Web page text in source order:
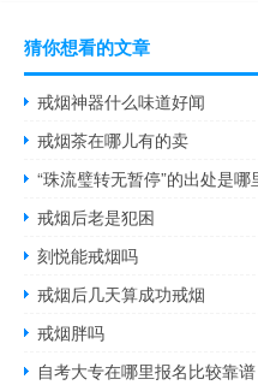
猜你想看的文章
戒烟神器什么味道好闻
戒烟茶在哪儿有的卖
“珠流璧转无暂停”的出处是哪
戒烟后老是犯困
刻悦能戒烟吗
戒烟后几天算成功戒烟
戒烟胖吗
自考大专在哪里报名比较靠谱